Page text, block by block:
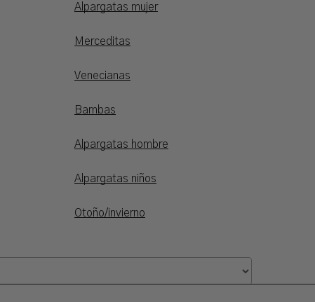
0,00
Alpargatas mujer
Merceditas
Venecianas
Bambas
Alpargatas hombre
Alpargatas niños
Otoño/invierno